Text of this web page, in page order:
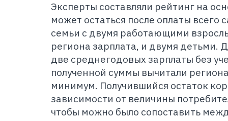
Эксперты составляли рейтинг на
может остаться после оплаты всего
семьи с двумя работающими
региона зарплата, и двумя детьми.
две среднегодовых зарплаты без
полученной суммы вычитали
минимум. Получившийся остаток
зависимости от величины
чтобы можно было сопоставить